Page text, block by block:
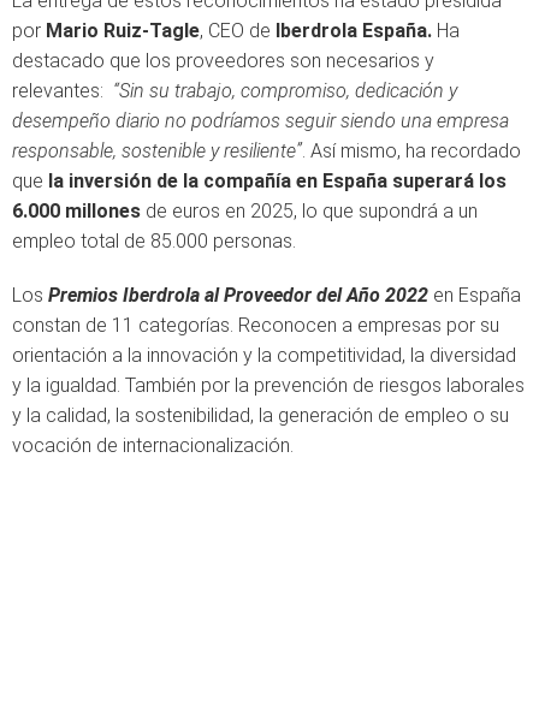
por Mario Ruiz-Tagle, CEO de Iberdrola España. Ha
destacado que los proveedores son necesarios y
relevantes: “Sin su trabajo, compromiso, dedicación y
desempeño diario no podríamos seguir siendo una empresa
responsable, sostenible y resiliente”. Así mismo, ha recordado
que la inversión de la compañía en España superará los
6.000 millones de euros en 2025, lo que supondrá a un
empleo total de 85.000 personas.
Los Premios Iberdrola al Proveedor del Año 2022 en España
constan de 11 categorías. Reconocen a empresas por su
orientación a la innovación y la competitividad, la diversidad
y la igualdad. También por la prevención de riesgos laborales
y la calidad, la sostenibilidad, la generación de empleo o su
vocación de internacionalización.